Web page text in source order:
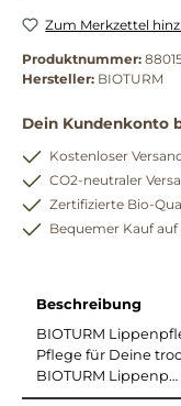
Zum Merkzettel
Produktnummer:
Hersteller: BIOTURM
Dein Kundenkonto
Kostenloser
CO2-neutraler
Zertifizierte Bio-
Bequemer Kauf
Beschreibung
BIOTURM
Pflege für Deine
BIOTURM Lippenp…